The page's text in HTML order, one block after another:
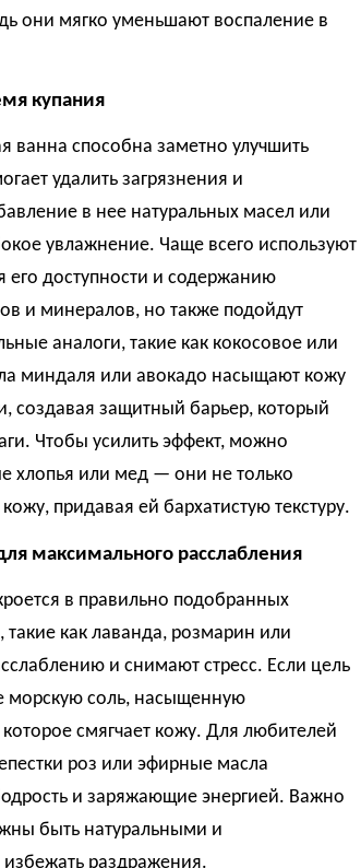
они мягко уменьшают воспаление в
купания
ванна способна заметно улучшить
удалить загрязнения и
в нее натуральных масел или
увлажнение. Чаще всего используют
его доступности и содержанию
и минералов, но также подойдут
аналоги, такие как кокосовое или
миндаля или авокадо насыщают кожу
создавая защитный барьер, который
Чтобы усилить эффект, можно
хлопья или мед — они не только
придавая ей бархатистую текстуру.
максимального расслабления
в правильно подобранных
как лаванда, розмарин или
и снимают стресс. Если цель
морскую соль, насыщенную
смягчает кожу. Для любителей
роз или эфирные масла
и заряжающие энергией. Важно
быть натуральными и
раздражения.